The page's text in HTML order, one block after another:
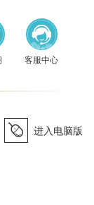
客服中心
򰀄 进入电脑版